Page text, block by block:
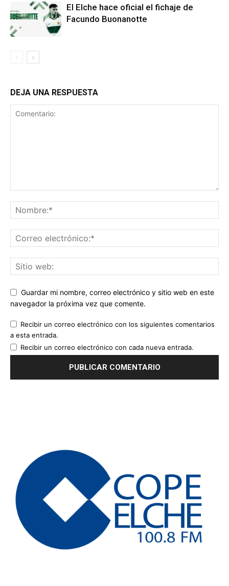
El Elche hace oficial el fichaje de
Facundo Buonanotte
DEJA UNA RESPUESTA
Guardar mi nombre, correo electrónico y sitio web en este
navegador la próxima vez que comente.
Recibir un correo electrónico con los siguientes comentarios
a esta entrada.
Recibir un correo electrónico con cada nueva entrada.